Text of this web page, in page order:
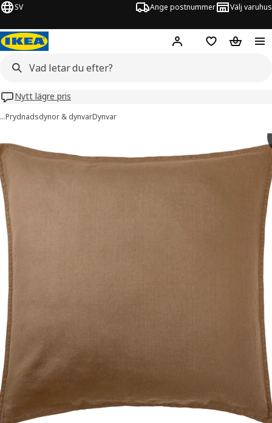
SV Ange postnummer Välj varuhus
Hej! Logga inInköpslistaVarukorg
Nytt lägre pris
…Prydnadsdynor & dynvarDynvar
bilder
bilder